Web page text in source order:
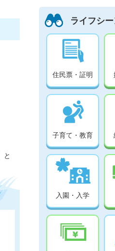
と
ライフシ
住民票・証明
子育て・教育
入園・入学